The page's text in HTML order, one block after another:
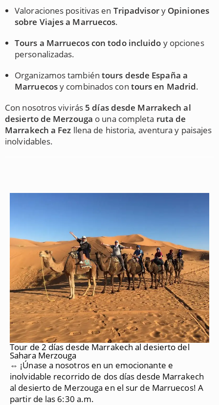
Valoraciones positivas en Tripadvisory Opiniones
sobre Viajes a Marruecos.
Tours a Marruecos con todo incluido y opciones
personalizadas.
Organizamos también tours desde España a
Marruecosy combinados con tours en Madrid.
Con nosotros vivirás 5 días desde Marrakech al
desierto de Merzouga o una completa ruta de
Marrakech a Fez llena de historia, aventura y paisajes
inolvidables.
Tour de 2 días desde Marrakech al desierto del
Sahara Merzouga
⇔ ¡Únase a nosotros en un emocionante e
inolvidable recorrido de dos días desde Marrakech
al desierto de Merzouga en el sur de Marruecos! A
partir de las 6:30 a.m.